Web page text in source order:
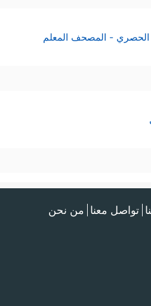
الحصري - المصحف المعلم
تواصل معنا من نحن